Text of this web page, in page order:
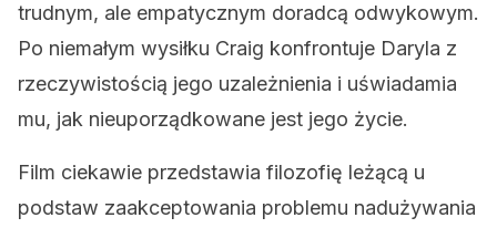
trudnym, ale empatycznym doradcą odwykowym.
Po niemałym wysiłku Craig konfrontuje Daryla z
rzeczywistością jego uzależnienia i uświadamia
mu, jak nieuporządkowane jest jego życie.
Film ciekawie przedstawia filozofię leżącą u
podstaw zaakceptowania problemu nadużywania